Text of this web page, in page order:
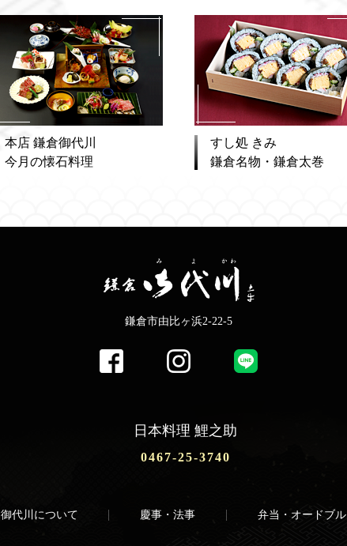
本店 鎌倉御代川
今月の懐石料理
すし処 きみ
鎌倉名物・鎌倉太巻
鎌倉市由比ヶ浜2-22-5
日本料理 鯉之助
0467-25-3740
御代川について 慶事・法事 弁当・オードブル